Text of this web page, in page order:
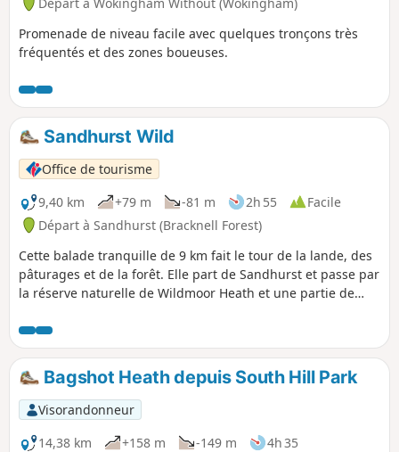
Promenade de niveau facile avec quelques tronçons très
fréquentés et des zones boueuses.
Sandhurst Wild
Office de tourisme
9,40 km
+79 m -81 m 2h 55
Facile
Départ à Sandhurst (Bracknell Forest)
Cette balade tranquille de 9 km fait le tour de la lande, des
pâturages et de la forêt. Elle part de Sandhurst et passe par
la réserve naturelle de Wildmoor Heath et une partie de
Bagshot Heath depuis South Hill Park
Visorandonneur
14,38 km
+158 m -149 m
4h 35